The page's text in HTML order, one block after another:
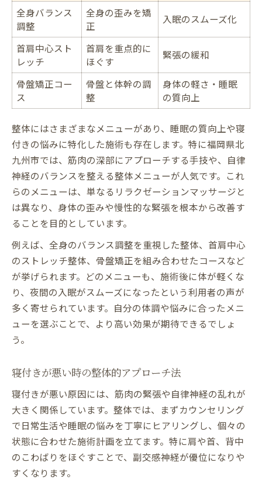
全身バランス
調整
全身の歪みを矯
正
入眠のスムーズ化
首肩中心スト
レッチ
首肩を重点的に
ほぐす
緊張の緩和
骨盤矯正コー
ス
骨盤と体幹の調
整
身体の軽さ・睡眠
の質向上
整体にはさまざまなメニューがあり、睡眠の質向上や寝
付きの悩みに特化した施術も存在します。特に福岡県北
九州市では、筋肉の深部にアプローチする手技や、自律
神経のバランスを整える整体メニューが人気です。これ
らのメニューは、単なるリラクゼーションマッサージと
は異なり、身体の歪みや慢性的な緊張を根本から改善す
ることを目的としています。
例えば、全身のバランス調整を重視した整体、首肩中心
のストレッチ整体、骨盤矯正を組み合わせたコースなど
が挙げられます。どのメニューも、施術後に体が軽くな
り、夜間の入眠がスムーズになったという利用者の声が
多く寄せられています。自分の体調や悩みに合ったメニ
ューを選ぶことで、より高い効果が期待できるでしょ
う。
寝付きが悪い時の整体的アプローチ法
寝付きが悪い原因には、筋肉の緊張や自律神経の乱れが
大きく関係しています。整体では、まずカウンセリング
で日常生活や睡眠の悩みを丁寧にヒアリングし、個々の
状態に合わせた施術計画を立てます。特に肩や首、背中
のこわばりをほぐすことで、副交感神経が優位になりや
すくなります。